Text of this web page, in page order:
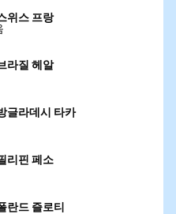
위스 프랑
라질 헤알
글라데시 타카
리핀 페소
드 즐로티